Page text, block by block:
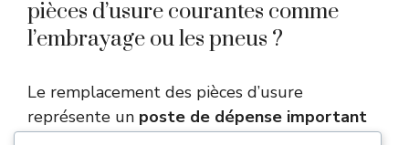
pièces d’usure courantes comme
l’embrayage ou les pneus ?
Le remplacement des pièces d’usure
représente un poste de dépense important